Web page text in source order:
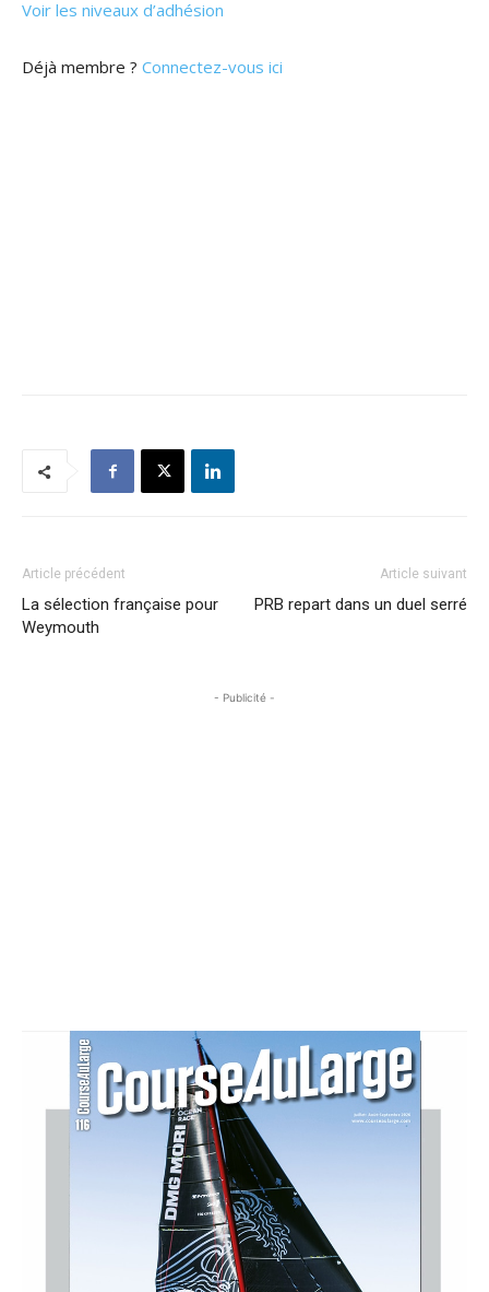
Voir les niveaux d’adhésion
Déjà membre ? Connectez-vous ici
Article précédent
La sélection française pour
Weymouth
Article suivant
PRB repart dans un duel serré
- Publicité -